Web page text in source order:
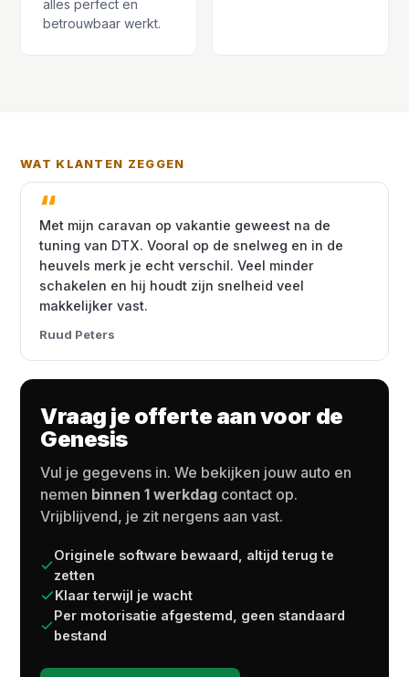
alles perfect en
betrouwbaar werkt.
WAT KLANTEN ZEGGEN
Met mijn caravan op vakantie geweest na de
tuning van DTX. Vooral op de snelweg en in de
heuvels merk je echt verschil. Veel minder
schakelen en hij houdt zijn snelheid veel
makkelijker vast.
Ruud Peters
Vraag je offerte aan voor de
Genesis
Vul je gegevens in. We bekijken jouw auto en
nemen binnen 1 werkdag contact op.
Vrijblijvend, je zit nergens aan vast.
Originele software bewaard, altijd terug te
zetten
Klaar terwijl je wacht
Per motorisatie afgestemd, geen standaard
bestand